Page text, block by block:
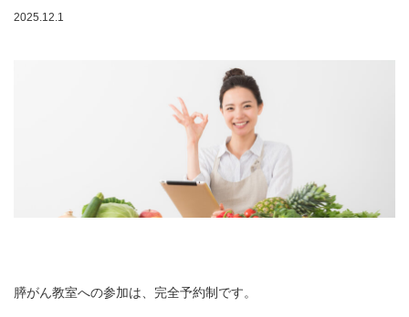
2025.12.1
膵がん教室への参加は、完全予約制です。